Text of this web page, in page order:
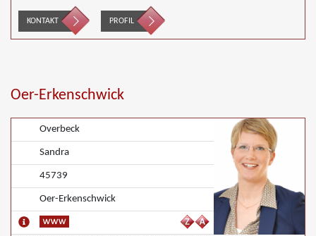
Wirtschaftsmediation
KONTAKT PROFIL
Oer-Erkenschwick
Overbeck
Sandra
45739
Oer-Erkenschwick